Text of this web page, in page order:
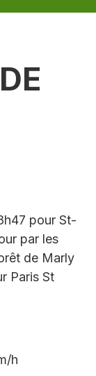
pour St-
par les
de Marly
Paris St
h